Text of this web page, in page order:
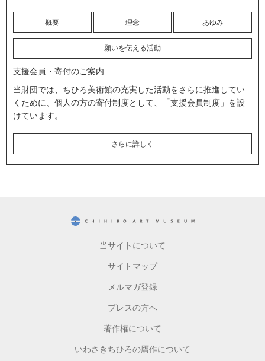
概要 理念 あゆみ
願いを伝える活動
支援会員・寄付のご案内
当財団では、ちひろ美術館の充実した活動をさらに推進してい
くために、個人の方の寄付制度として、「支援会員制度」を設
けています。
さらに詳しく
当サイトについて
サイトマップ
メルマガ登録
プレスの方へ
著作権について
いわさきちひろの贋作について